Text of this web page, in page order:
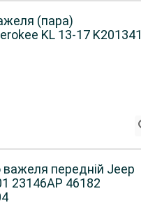
(пара)
KL 13-17 K201341
передній Jeep
23146AP 46182